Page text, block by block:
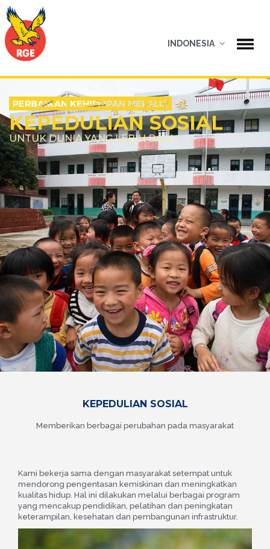
INDONESIA
KEPEDULIAN SOSIAL
UNTUK DUNIA YANG LEBIH BAIK
KEPEDULIAN SOSIAL
Memberikan berbagai perubahan pada masyarakat
Kami bekerja sama dengan masyarakat setempat untuk
mendorong pengentasan kemiskinan dan meningkatkan
kualitas hidup. Hal ini dilakukan melalui berbagai program
yang mencakup pendidikan, pelatihan dan peningkatan
keterampilan, kesehatan dan pembangunan infrastruktur.